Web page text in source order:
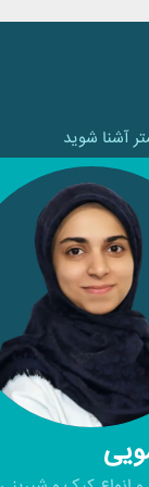
آشنا شوید